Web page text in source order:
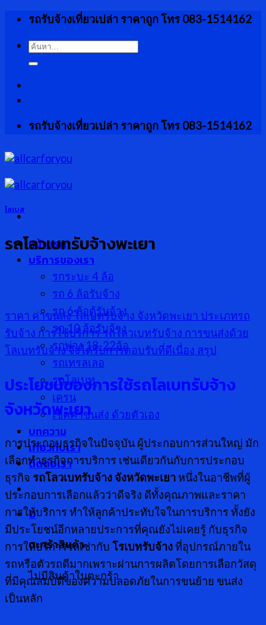
Skip
content
รถรับจ้างเที่ยวเปล่า ราคาถูก โทร 083-1514162
ค้นหา:
รถรับจ้างเที่ยวเปล่า ราคาถูก โทร 083-1514162
หน้าแรก
บริการของเรา
รกระบะ 4 ล้อ
รถ 6 ล้อรับจ้าง
รถ 6 ล้อตู้รับจ้าง
รถ 10 ล้อรับจ้าง
รถพ่วง 18-22ล้อ
รถเทรลเลอ
รถโลเบท
เครน
เช็คค่าขนส่ง ด้วยตัวเอง
บทความ
เกี่ยวกับเรา
ติดต่อเรา
0
ตะกร้าสินค้า
ไม่มีสินค้าในตะกร้า
โลเบส
รถโลวเบทรับจ้างพะเยา
ราคา ค่าขนส่งโลเบทรับจ้าง จังหวัดพะเยา ประเภทรถ
รับจ้าง การใช้บริการ รถโลวเบทรับจ้าง การขนส่งด้วย
โลเบทรับจ้าง จึงได้รับการตอบรับที่ดีเนื่อง สรุป
ประโยชน์ของการใช้รถโลเบทรับจ้าง
จังหวัดพะเยา
การประกอบธุรกิจในปัจจุบัน ผู้ประกอบการส่วนใหญ่ มัก
เลือกทำธุรกิจการบริการ เช่นเดียวกันกับการประกอบ
ธุรกิจ รถโลวเบทรับจ้าง จังหวัดพะเยา หนึ่งในอาชีพที่ผู้
ประกอบการเลือกแล้วว่าดีจริง ดีทั้งคุณภาพและราคา
การให้บริการ ทำให้ลูกค้าประทับใจในการบริการ ทั้งยัง
มีประโยชน์อีกหลายประการที่คุณยังไม่เคยรู้ กับธุรกิจ
การให้บริการรถเช่ากับ โรเบทรับจ้างที่อุปกรณ์ภายใน
รถหรือตัวรถดีมากเพราะผ่านการผลิตโดยการเลือกวัสดุ
ที่มีคุณสมบัติของความปลอดภัยในการขนย้าย ขนส่ง
เป็นหลัก